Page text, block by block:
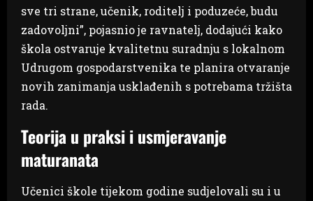
sve tri strane, učenik, roditelj i poduzeće, budu
zadovoljni”, pojasnio je ravnatelj, dodajući kako
škola ostvaruje kvalitetnu suradnju s lokalnom
Udrugom gospodarstvenika te planira otvaranje
novih zanimanja usklađenih s potrebama tržišta
rada.
Teorija u praksi i usmjeravanje
maturanata
Učenici škole tijekom godine sudjelovali su i u